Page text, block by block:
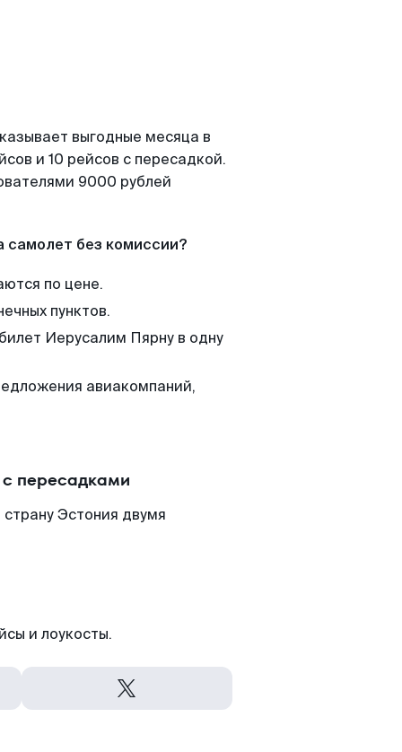
выгодные месяца в
и 10 рейсов с пересадкой.
9000 рублей
самолет без комиссии?
по цене.
пунктов.
Иерусалим Пярну в одну
авиакомпаний,
пересадками
Эстония двумя
и лоукосты.